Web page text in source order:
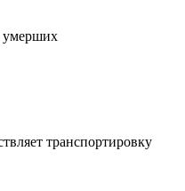
умерших
транспортировку